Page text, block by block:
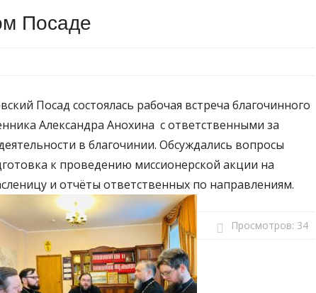
Посаде
Посад состоялась рабочая встреча благочинного
Александра Анохина с ответственными за
в благочинии. Обсуждались вопросы
к проведению миссионерской акции на
и отчёты ответственных по направлениям.
Просмотров: 34